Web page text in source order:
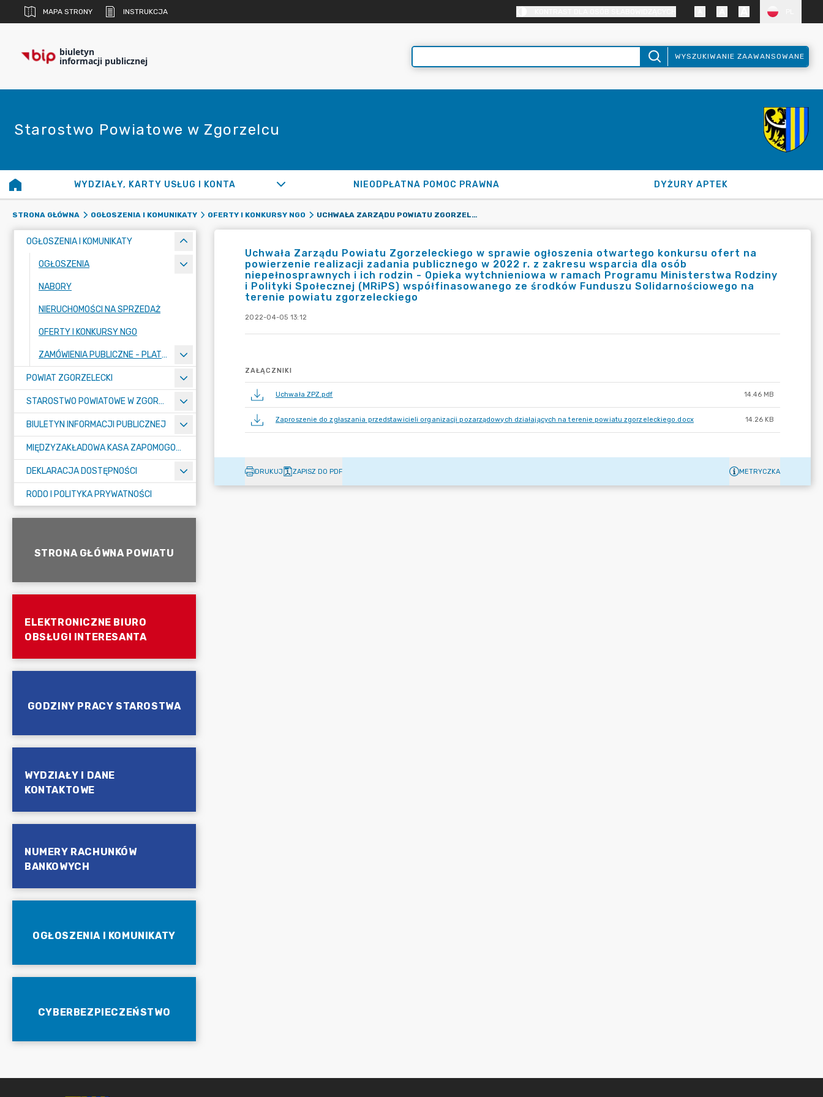
MAPA STRONY INSTRUKCJA
biuletyn
informacji publicznej WYSZUKIWANIE ZAAWANSOWANE
Starostwo Powiatowe w Zgorzelcu
WYDZIAŁY, KARTY USŁUG I KONTA NIEODPŁATNA POMOC PRAWNA DYŻURY APTEK
STRONA GŁÓWNA OGŁOSZENIA I KOMUNIKATY OFERTY I KONKURSY NGO UCHWAŁA ZARZĄDU POWIATU ZGORZELECKIEGO W SPRAWIE OGŁOSZENIA OTWARTEGO KONKURSU OFERT NA POWIERZENIE REALIZACJI ZADANIA PUBLICZNEGO W 2022 R. Z ZAKRESU WSPARCIA DLA OSÓB NIEPEŁNOSPRAWNYCH I ICH RODZIN - OPIEKA WYTCHNIENIOWA W RAMACH PROGRAMU MINISTERSTWA RODZINY I POLITYKI SPOŁECZNEJ (MRIPS) WSPÓŁFINASOWANEGO ZE ŚRODKÓW FUNDUSZU SOLIDARNOŚCIOWEGO NA TERENIE POWIATU ZGORZELECKIEGO
OGŁOSZENIA I KOMUNIKATY
OGŁOSZENIA
NABORY
NIERUCHOMOŚCI NA SPRZEDAŻ
OFERTY I KONKURSY NGO
ZAMÓWIENIA PUBLICZNE - PLATFORMA ZAKUPOWA
POWIAT ZGORZELECKI
STAROSTWO POWIATOWE W ZGORZELCU
BIULETYN INFORMACJI PUBLICZNEJ
MIĘDZYZAKŁADOWA KASA ZAPOMOGOWO-POŻYCZKOWA
DEKLARACJA DOSTĘPNOŚCI
RODO I POLITYKA PRYWATNOŚCI
STRONA GŁÓWNA POWIATU
ELEKTRONICZNE BIURO
OBSŁUGI INTERESANTA
GODZINY PRACY STAROSTWA
WYDZIAŁY I DANE
KONTAKTOWE
NUMERY RACHUNKÓW
BANKOWYCH
OGŁOSZENIA I KOMUNIKATY
CYBERBEZPIECZEŃSTWO
Uchwała Zarządu Powiatu Zgorzeleckiego w sprawie ogłoszenia otwartego konkursu ofert na
powierzenie realizacji zadania publicznego w 2022 r. z zakresu wsparcia dla osób
niepełnosprawnych i ich rodzin - Opieka wytchnieniowa w ramach Programu Ministerstwa Rodziny
i Polityki Społecznej (MRiPS) współfinasowanego ze środków Funduszu Solidarnościowego na
terenie powiatu zgorzeleckiego
2022-04-05 13:12
ZAŁĄCZNIKI
Uchwała ZPZ.pdf 14.46 MB
Zaproszenie do zgłaszania przedstawicieli organizacji pozarządowych działających na terenie powiatu zgorzeleckiego.docx 14.26 KB
DRUKUJ ZAPISZ DO PDF METRYCZKA